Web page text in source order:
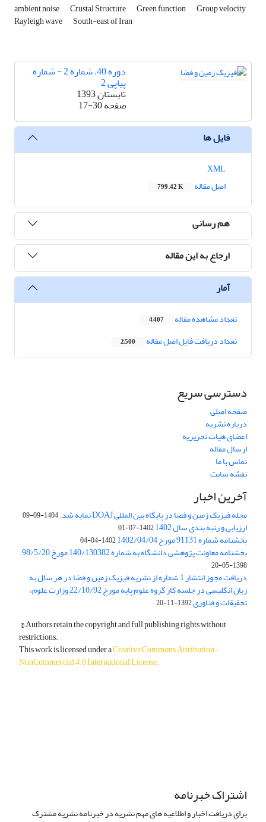
ambient noise Crustal Structure Green function Group velocity
Rayleigh wave South-east of Iran
دوره 40، شماره 2 - شماره
پیاپی 2
تابستان 1393
صفحه17-30
فایل ها
اصل مقاله
799.42 K
هم رسانی
ارجاع به این مقاله
آمار
تعداد مشاهده مقاله 4,407
تعداد دریافت فایل اصل مقاله 2,500
دسترسی سریع
صفحه اصلی
درباره نشریه
اعضای هیات تحریریه
ارسال مقاله
تماس با ما
نقشه سایت
آخرین اخبار
مجله فیزیک زمین و فضا در پایگاه بین المللی DOAJ نمایه شد. 1404-09-09
ارزیابی و رتبه بندی سال 1402 1402-07-01
بخشنامه شماره 91131 مورخ 1402/04/04 1402-04-04
بخشنامه معاونت پژوهشی دانشگاه به شماره 140/130382 مورخ 98/5/20
1398-05-20
دریافت مجوز انتشار 1 شماره از نشریه فیزیک زمین و فضا در هر سال به
زبان انگلیسی در جلسه کار گروه علوم پایه مورخ 22/10/92 وزارت علوم،
تحقیقات و فناوری1392-11-20
© Authors retain the copyright and full publishing rights without
restrictions.
This work is licensed under aCreative Commons Attribution-
NonCommercial 4.0 International License.
اشتراک خبرنامه
برای دریافت اخبار و اطلاعیه های مهم نشریه در خبرنامه نشریه مشترک